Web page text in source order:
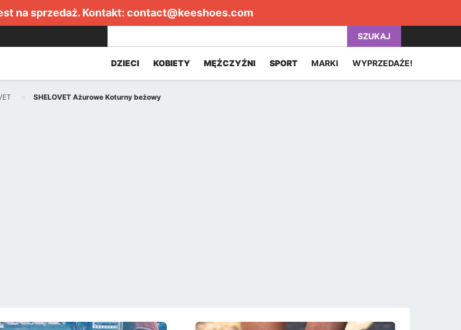
na sprzedaż. Kontakt: contact@keeshoes.com
SZUKAJ
DZIECI KOBIETY MĘŻCZYŹNI SPORT MARKI WYPRZEDAŻE!
SHELOVET Ażurowe Koturny beżowy